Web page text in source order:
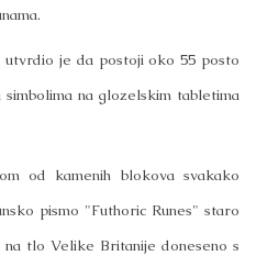
je da postoji oko 55 posto
simbolima na glozelskim tabletima
od kamenih blokova svakako
pismo "Futhoric Runes" staro
tlo Velike Britanije doneseno s